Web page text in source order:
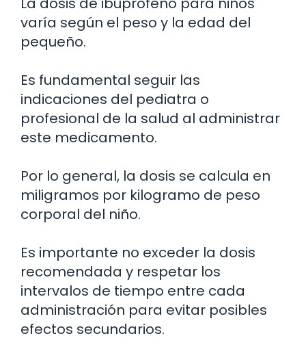
varía según el peso y la edad del
pequeño.
Es fundamental seguir las
indicaciones del pediatra o
profesional de la salud al administrar
este medicamento.
Por lo general, la dosis se calcula en
miligramos por kilogramo de peso
corporal del niño.
Es importante no exceder la dosis
recomendada y respetar los
intervalos de tiempo entre cada
administración para evitar posibles
efectos secundarios.